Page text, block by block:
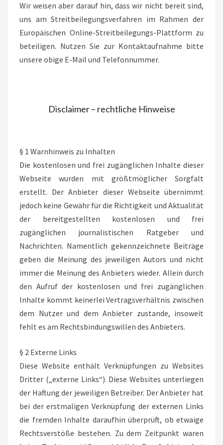
Wir weisen aber darauf hin, dass wir nicht bereit sind,
uns am Streitbeilegungsverfahren im Rahmen der
Europäischen Online-Streitbeilegungs-Plattform zu
beteiligen. Nutzen Sie zur Kontaktaufnahme bitte
unsere obige E-Mail und Telefonnummer.
Disclaimer – rechtliche Hinweise
§ 1 Warnhinweis zu Inhalten
Die kostenlosen und frei zugänglichen Inhalte dieser
Webseite wurden mit größtmöglicher Sorgfalt
erstellt. Der Anbieter dieser Webseite übernimmt
jedoch keine Gewähr für die Richtigkeit und Aktualität
der bereitgestellten kostenlosen und frei
zugänglichen journalistischen Ratgeber und
Nachrichten. Namentlich gekennzeichnete Beiträge
geben die Meinung des jeweiligen Autors und nicht
immer die Meinung des Anbieters wieder. Allein durch
den Aufruf der kostenlosen und frei zugänglichen
Inhalte kommt keinerlei Vertragsverhältnis zwischen
dem Nutzer und dem Anbieter zustande, insoweit
fehlt es am Rechtsbindungswillen des Anbieters.
§ 2 Externe Links
Diese Website enthält Verknüpfungen zu Websites
Dritter („externe Links“). Diese Websites unterliegen
der Haftung der jeweiligen Betreiber. Der Anbieter hat
bei der erstmaligen Verknüpfung der externen Links
die fremden Inhalte daraufhin überprüft, ob etwaige
Rechtsverstöße bestehen. Zu dem Zeitpunkt waren